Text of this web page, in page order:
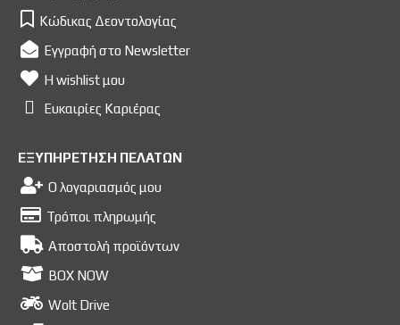
Κώδικας Δεοντολογίας
Εγγραφή στο Newsletter
Η wishlist μου
Ευκαιρίες Kαριέρας
ΕΞΥΠΗΡΕΤΗΣΗ ΠΕΛΑΤΩΝ
Ο λογαριασμός μου
Τρόποι πληρωμής
Αποστολή προϊόντων
BOX NOW
Wolt Drive